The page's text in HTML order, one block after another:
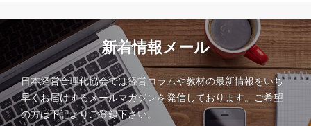
新着情報メール
日本経営合理化協会では経営コラムや教材の最新情報をいち
早くお届けするメールマガジンを発信しております。ご希望
の方は下記よりご登録下さい。